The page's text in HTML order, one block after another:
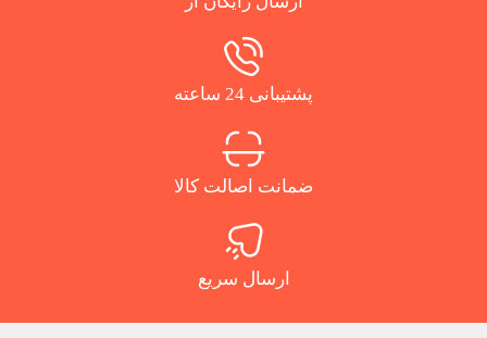
پشتیبانی 24 ساعته
ضمانت اصالت کالا
ارسال سریع